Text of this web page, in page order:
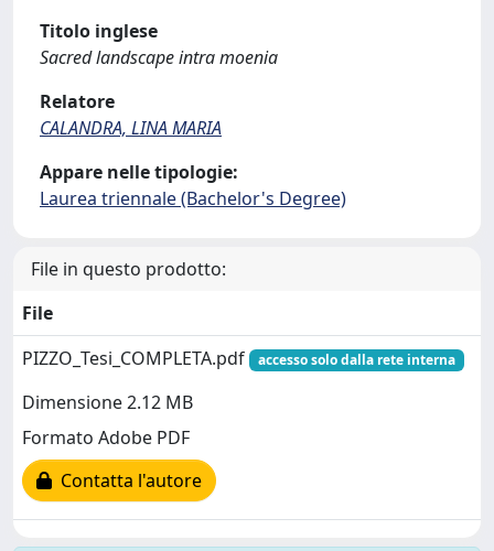
Titolo inglese
Sacred landscape intra moenia
Relatore
CALANDRA, LINA MARIA
Appare nelle tipologie:
Laurea triennale (Bachelor's Degree)
File in questo prodotto:
File
PIZZO_Tesi_COMPLETA.pdf
accesso solo dalla rete interna
Dimensione 2.12 MB
Formato Adobe PDF
Contatta l'autore